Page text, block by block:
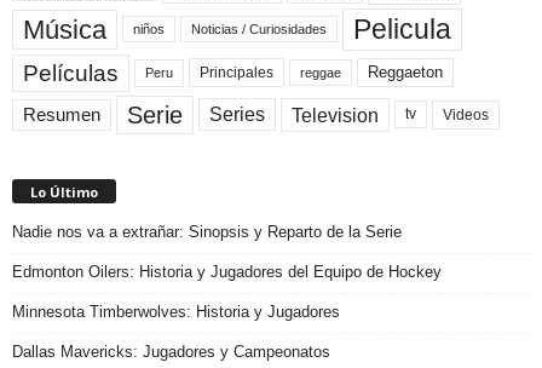
Música niños Noticias / Curiosidades Pelicula
Películas Peru Principales reggae Reggaeton
Resumen Serie Series Television tv Videos
Lo Último
Nadie nos va a extrañar: Sinopsis y Reparto de la Serie
Edmonton Oilers: Historia y Jugadores del Equipo de Hockey
Minnesota Timberwolves: Historia y Jugadores
Dallas Mavericks: Jugadores y Campeonatos